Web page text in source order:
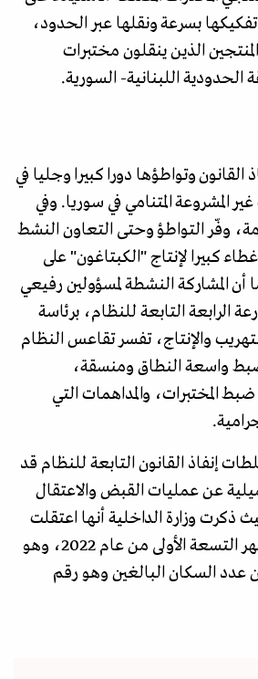
بسرعة ونقلها عبر الحدود،
الذين ينقلون مختبرات
الحدودية اللبنانية- السورية.
وتواطؤها دورا كبيرا وجليا في
المشروعة المتنامي في سوريا. وفي
وفّر التواطؤ وحتى التعاون النشط
كبيرا لإنتاج "الكبتاغون" على
المشاركة النشطة لمسؤولين رفيعي
الرابعة التابعة للنظام، برئاسة
والإنتاج، تفسر تقاعس النظام
واسعة النطاق ومنسقة،
المختبرات، والمداهمات التي
إنفاذ القانون التابعة للنظام قد
عن عمليات القبض والاعتقال
ذكرت وزارة الداخلية أنها اعتقلت
851621 سورياً في الأشهر التسعة الأولى من عام 2022، وهو
المئة من عدد السكان البالغين وهو رقم